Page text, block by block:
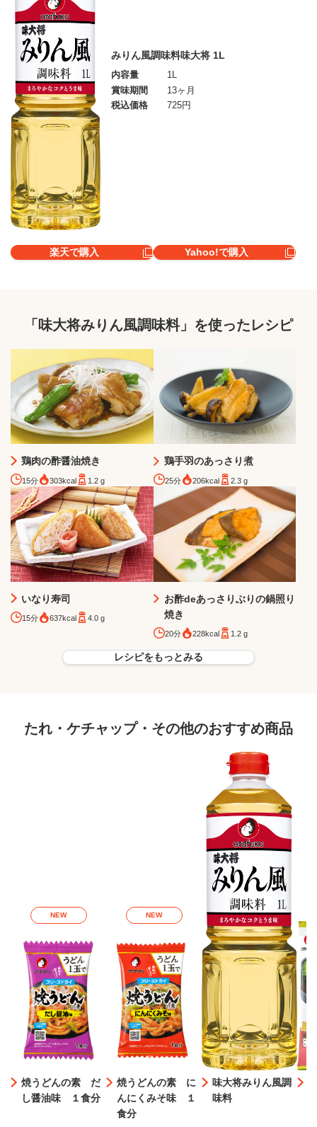
みりん風調味料味大将 1L
内容量
1L
賞味期間
13ヶ月
税込価格
725円
楽天で購入 Yahoo!で購入
「味大将みりん風調味料」を使ったレシピ
鶏肉の酢醤油焼き
15分 303kcal 1.2 g
鶏手羽のあっさり煮
25分 206kcal 2.3 g
いなり寿司
15分 637kcal 4.0 g
お酢deあっさりぶりの鍋照り
焼き
20分 228kcal 1.2 g
レシピをもっとみる
たれ・ケチャップ・その他のおすすめ商品
NEW
焼うどんの素 だ
し醤油味 １食分
NEW
焼うどんの素 に
んにくみそ味 １
食分
味大将みりん風調
味料